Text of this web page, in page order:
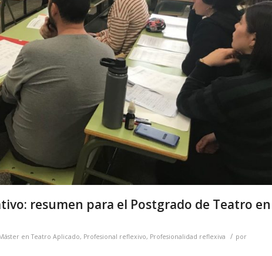
resumen para el Postgrado de Teatro en
en Teatro Aplicado, Profesional reflexivo, Profesionalidad reflexiva / por